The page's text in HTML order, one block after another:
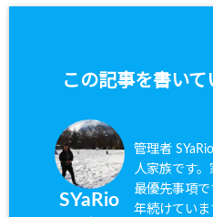
この記事を書いて
SYaRio
管理者
人家族です
最優先事項
年続けてい